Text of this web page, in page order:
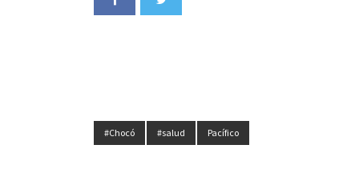
#Chocó #salud Pacífico